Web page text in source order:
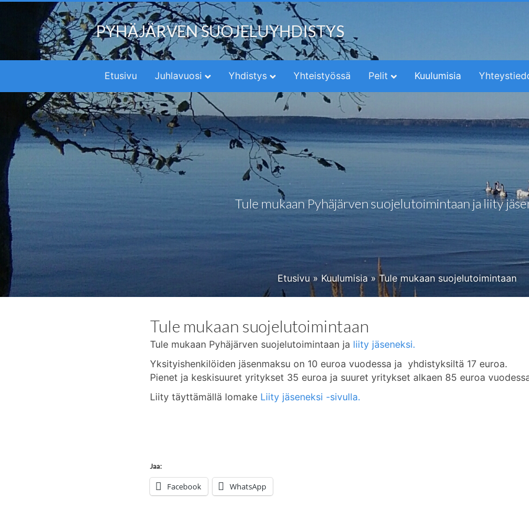
PYHÄJÄRVEN SUOJELUYHDISTYS
Etusivu Juhlavuosi Yhdistys Yhteistyössä Pelit Kuulumisia
Tule mukaan Pyhäjärven suojelutoimintaan ja liity
Etusivu» Kuulumisia»Tule mukaan suojelutoimintaan
Tule mukaan suojelutoimintaan
Tule mukaan Pyhäjärven suojelutoimintaan ja liity jäseneksi.
Yksityishenkilöiden jäsenmaksu on 10 euroa vuodessa ja yhdistyksiltä 17 euroa.
Pienet ja keskisuuret yritykset 35 euroa ja suuret yritykset alkaen 85 euroa
Liity täyttämällä lomake Liity jäseneksi -sivulla.
Jaa:
Facebook WhatsApp